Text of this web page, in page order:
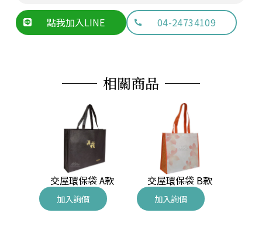
點我加入LINE 04-24734109
相關商品
交屋環保袋 A款
加入詢價
交屋環保袋 B款
加入詢價